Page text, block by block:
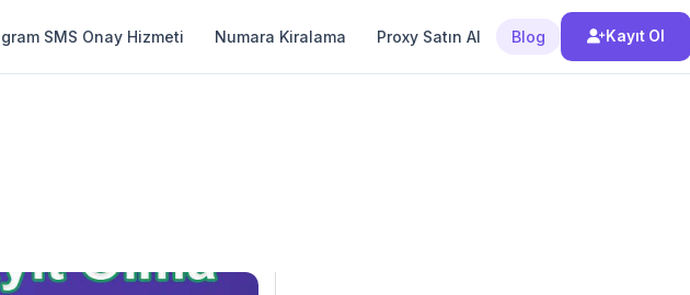
SMS Onay Hizmeti Numara Kiralama Proxy Satın Al Blog Kayıt Ol